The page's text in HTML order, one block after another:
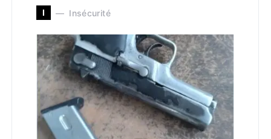
I Insécurité